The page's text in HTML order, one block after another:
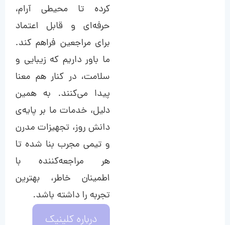
کرده تا محیطی آرام،
حرفه‌ای و قابل اعتماد
برای مراجعین فراهم کند.
ما باور داریم که زیبایی و
سلامت، در کنار هم معنا
پیدا می‌کنند. به همین
دلیل، خدمات ما بر پایه‌ی
دانش روز، تجهیزات مدرن
و تیمی مجرب بنا شده تا
هر مراجعه‌کننده با
اطمینان خاطر، بهترین
تجربه را داشته باشد.
درباره کلینیک